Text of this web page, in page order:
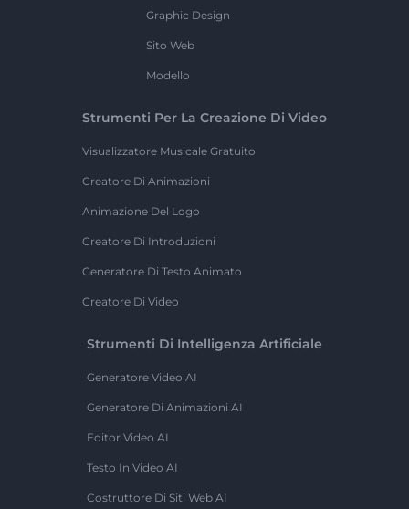
Graphic Design
Sito Web
Modello
Strumenti Per La Creazione Di Video
Visualizzatore Musicale Gratuito
Creatore Di Animazioni
Animazione Del Logo
Creatore Di Introduzioni
Generatore Di Testo Animato
Creatore Di Video
Strumenti Di Intelligenza Artificiale
Generatore Video AI
Generatore Di Animazioni AI
Editor Video AI
Testo In Video AI
Costruttore Di Siti Web AI